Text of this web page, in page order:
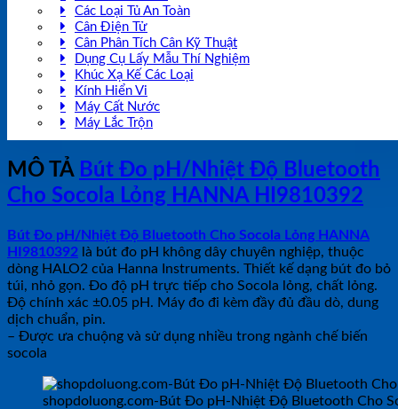
Các Loại Tủ An Toàn
Cân Điện Tử
Cân Phân Tích Cân Kỹ Thuật
Dụng Cụ Lấy Mẫu Thí Nghiệm
Khúc Xạ Kế Các Loại
Kính Hiển Vi
Máy Cất Nước
Máy Lắc Trộn
MÔ TẢ Bút Đo pH/Nhiệt Độ Bluetooth
Cho Socola Lỏng HANNA HI9810392
Bút Đo pH/Nhiệt Độ Bluetooth Cho Socola Lỏng HANNA
HI9810392 là bút đo pH không dây chuyên nghiệp, thuộc
dòng HALO2 của Hanna Instruments. Thiết kế dạng bút đo bỏ
túi, nhỏ gọn. Đo độ pH trực tiếp cho Socola lỏng, chất lỏng.
Độ chính xác ±0.05 pH. Máy đo đi kèm đầy đủ đầu dò, dung
dịch chuẩn, pin.
– Được ưa chuộng và sử dụng nhiều trong ngành chế biến
socola
shopdoluong.com-Bút Đo pH-Nhiệt Độ Bluetooth Cho